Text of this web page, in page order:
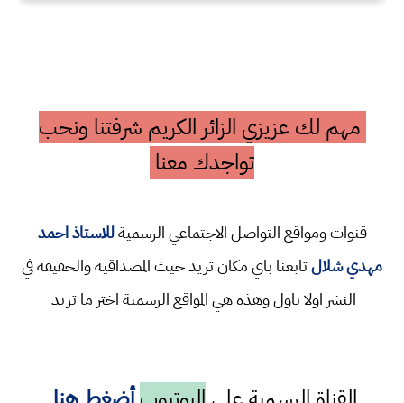
مهم لك عزيزي الزائر الكريم شرفتنا ونحب
تواجدك معنا
قنوات ومواقع التواصل الاجتماعي الرسميةللاستاذ احمد
مهدي شلالتابعنا باي مكان تريد حيث المصداقية والحقيقة في
النشر اولا باول وهذه هي المواقع الرسمية اختر ما تريد